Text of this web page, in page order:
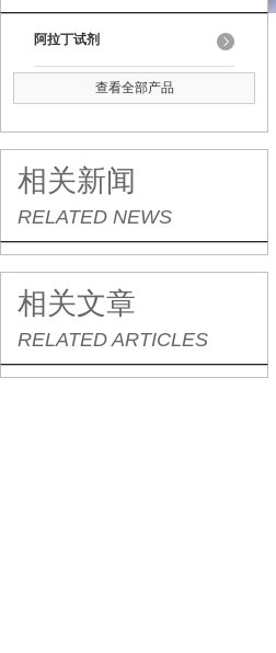
阿拉丁试剂
查看全部产品
相关新闻
RELATED NEWS
相关文章
RELATED ARTICLES